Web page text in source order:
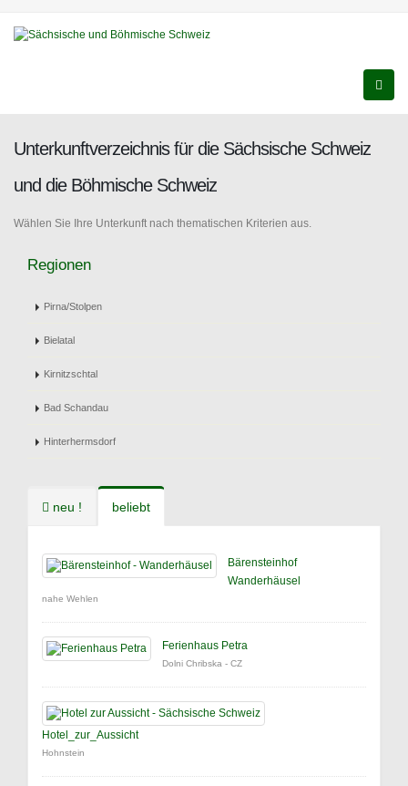
Unterkunftverzeichnis für die Sächsische Schweiz
und die Böhmische Schweiz
Wählen Sie Ihre Unterkunft nach thematischen Kriterien aus.
Regionen
Pirna/Stolpen
Bielatal
Kirnitzschtal
Bad Schandau
Hinterhermsdorf
neu ! beliebt
Bärensteinhof
Wanderhäusel
nahe Wehlen
Ferienhaus Petra
Dolni Chribska - CZ
Hotel_zur_Aussicht
Hohnstein